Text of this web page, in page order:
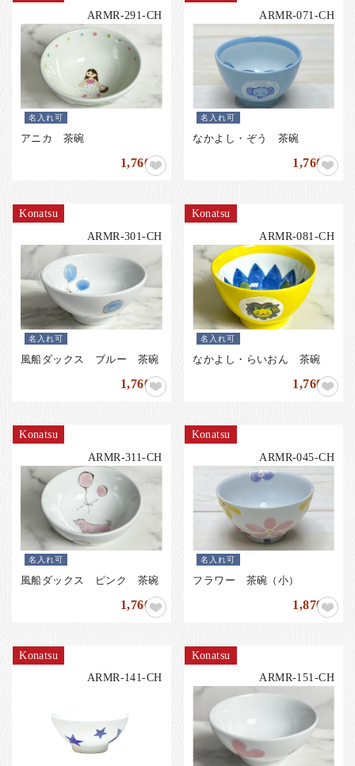
ARMR-291-CH
名入れ可
アニカ 茶碗
1,760円
ARMR-071-CH
名入れ可
なかよし・ぞう 茶碗
1,760円
Konatsu
ARMR-301-CH
名入れ可
風船ダックス ブルー 茶碗
1,760円
Konatsu
ARMR-081-CH
名入れ可
なかよし・らいおん 茶碗
1,760円
Konatsu
ARMR-311-CH
名入れ可
風船ダックス ピンク 茶碗
1,760円
Konatsu
ARMR-045-CH
名入れ可
フラワー 茶碗（小）
1,870円
Konatsu
ARMR-141-CH
Konatsu
ARMR-151-CH